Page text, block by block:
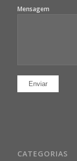
Mensagem
CATEGORIAS